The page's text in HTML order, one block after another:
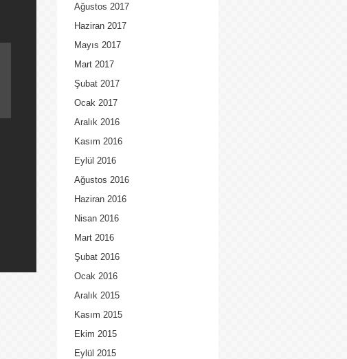
Ağustos 2017
Haziran 2017
Mayıs 2017
Mart 2017
Şubat 2017
Ocak 2017
Aralık 2016
Kasım 2016
Eylül 2016
Ağustos 2016
Haziran 2016
Nisan 2016
Mart 2016
Şubat 2016
Ocak 2016
Aralık 2015
Kasım 2015
Ekim 2015
Eylül 2015